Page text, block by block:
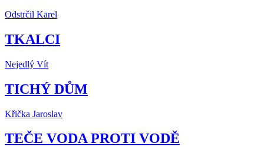
Odstrčil Karel
TKALCI
Nejedlý Vít
TICHÝ DŮM
Křička Jaroslav
TEČE VODA PROTI VODĚ